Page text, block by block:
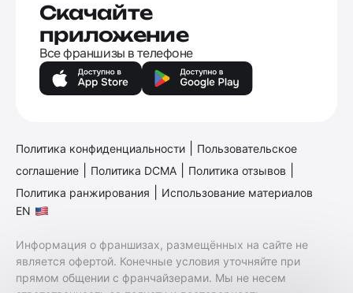
Скачайте
приложение
Все франшизы в телефоне
Политика конфиденциальности
Пользовательское
соглашение
Политика DCMA Политика отзывов
Политика ранжирования
Использование материалов
EN
Информация о франшизах, размещённых на сайте не
является офертой. Конечные условия уточняйте при
прямом общении с франчайзерами. Мы не несем